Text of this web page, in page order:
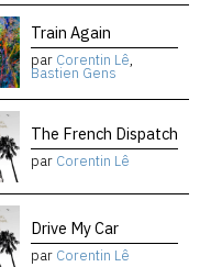
Train Again
par Corentin Lê,
Bastien Gens
The French Dispatch
par Corentin Lê
Drive My Car
par Corentin Lê